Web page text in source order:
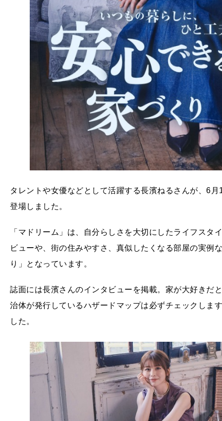
タレントや女優などとして活躍する長濱ねるさんが、6
登場しました。
「マドリーム」は、自分らしさを大切にしたライフス
ビューや、街の住みやすさ、真似したくなる部屋の実例
り」となっています。
誌面には長濱さんのインタビューを掲載。家が大好きだ
治体が発行しているハザードマップは必ずチェックしま
した。